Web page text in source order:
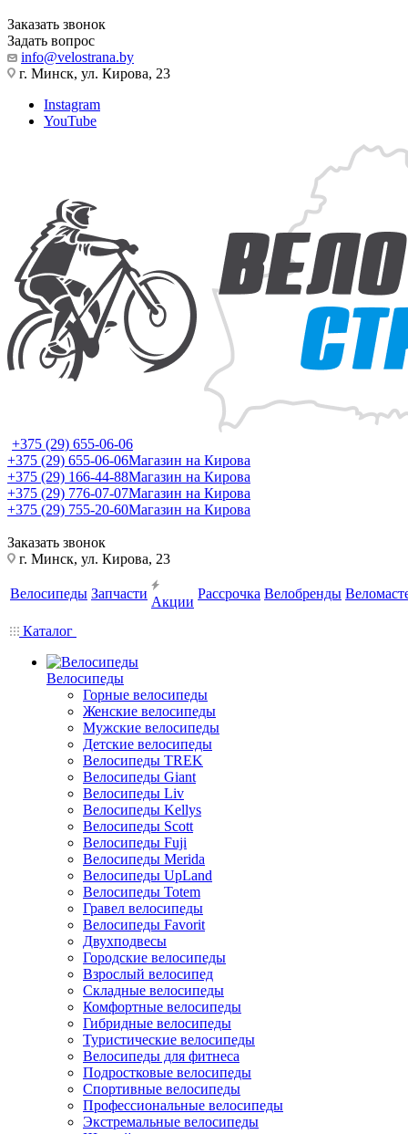
Заказать звонок
Задать вопрос
info@velostrana.by
г. Минск, ул. Кирова, 23
Instagram
YouTube
+375 (29) 655-06-06
+375 (29) 655-06-06Магазин на Кирова
+375 (29) 166-44-88Магазин на Кирова
+375 (29) 776-07-07Магазин на Кирова
+375 (29) 755-20-60Магазин на Кирова
Заказать звонок
г. Минск, ул. Кирова, 23
Велосипеды Запчасти
Акции
Рассрочка Велобренды
Каталог
Велосипеды
Горные велосипеды
Женские велосипеды
Мужские велосипеды
Детские велосипеды
Велосипеды TREK
Велосипеды Giant
Велосипеды Liv
Велосипеды Kellys
Велосипеды Scott
Велосипеды Fuji
Велосипеды Merida
Велосипеды UpLand
Велосипеды Totem
Гравел велосипеды
Велосипеды Favorit
Двухподвесы
Городские велосипеды
Взрослый велосипед
Складные велосипеды
Комфортные велосипеды
Гибридные велосипеды
Туристические велосипеды
Велосипеды для фитнеса
Подростковые велосипеды
Спортивные велосипеды
Профессиональные велосипеды
Экстремальные велосипеды